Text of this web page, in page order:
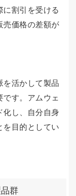
に割引を受ける
売価格の差額が
を活かして製品
です。アムウェ
化し、自分自身
を目的としてい
群